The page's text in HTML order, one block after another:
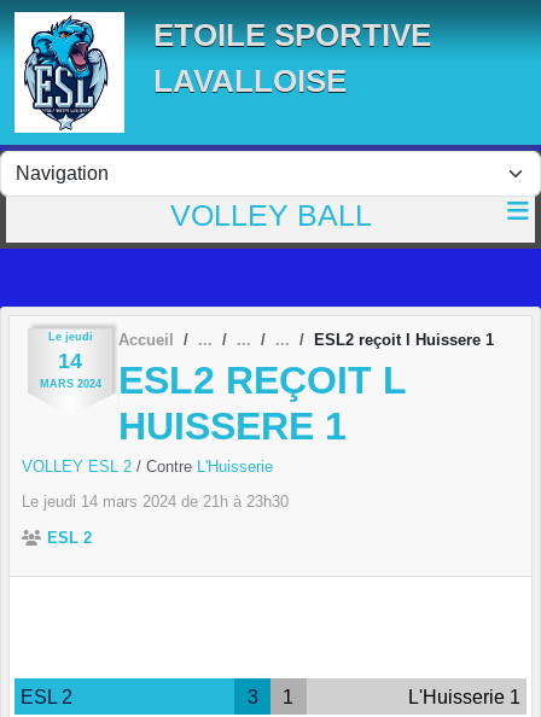
ETOILE SPORTIVE
LAVALLOISE
VOLLEY BALL
Le jeudi
14
MARS 2024
Accueil ESL2 reçoit l Huissere 1
ESL2 REÇOIT L
HUISSERE 1
VOLLEY ESL 2 / Contre L'Huisserie
Le jeudi 14 mars 2024 de 21h à 23h30
ESL 2
ESL 2 3 1 L'Huisserie 1
Panneau de gestion des cookies